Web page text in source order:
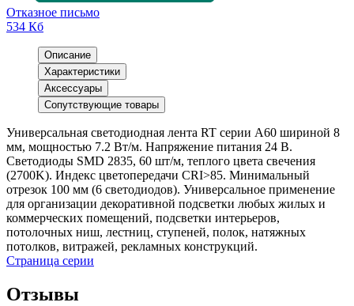
Отказное письмо
534 Кб
Описание
Характеристики
Аксессуары
Сопутствующие товары
Универсальная светодиодная лента RT серии A60 шириной 8
мм, мощностью 7.2 Вт/м. Напряжение питания 24 В.
Светодиоды SMD 2835, 60 шт/м, теплого цвета свечения
(2700K). Индекс цветопередачи CRI>85. Минимальный
отрезок 100 мм (6 светодиодов). Универсальное применение
для организации декоративной подсветки любых жилых и
коммерческих помещений, подсветки интерьеров,
потолочных ниш, лестниц, ступеней, полок, натяжных
потолков, витражей, рекламных конструкций.
Страница серии
Отзывы